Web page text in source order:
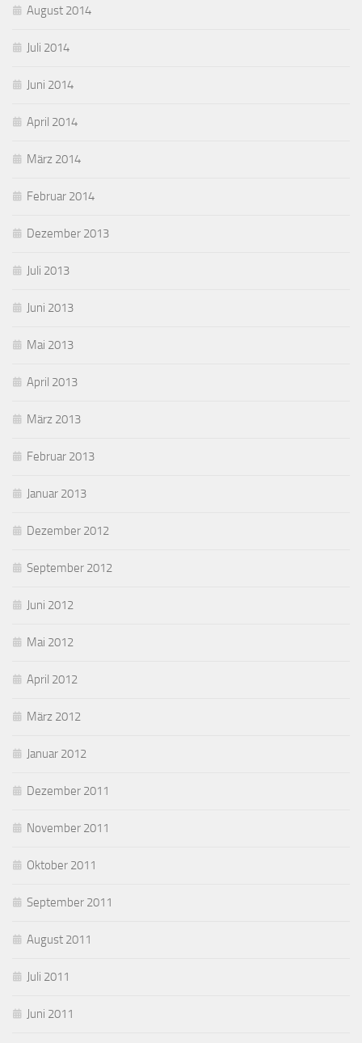
August 2014
Juli 2014
Juni 2014
April 2014
März 2014
Februar 2014
Dezember 2013
Juli 2013
Juni 2013
Mai 2013
April 2013
März 2013
Februar 2013
Januar 2013
Dezember 2012
September 2012
Juni 2012
Mai 2012
April 2012
März 2012
Januar 2012
Dezember 2011
November 2011
Oktober 2011
September 2011
August 2011
Juli 2011
Juni 2011